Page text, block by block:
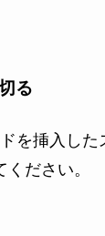
る
を挿入した
ださい。